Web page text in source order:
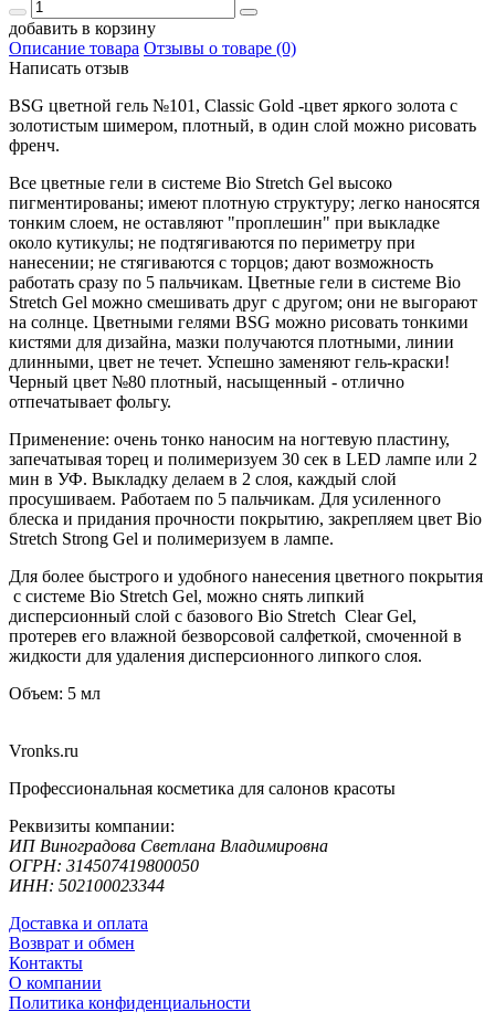
добавить в корзину
Описание товара Отзывы о товаре (0)
Написать отзыв
BSG цветной гель №101, Classic Gold -цвет яркого золота с
золотистым шимером, плотный, в один слой можно рисовать
френч.
Все цветные гели в системе Bio Stretch Gel высоко
пигментированы; имеют плотную структуру; легко наносятся
тонким слоем, не оставляют "проплешин" при выкладке
около кутикулы; не подтягиваются по периметру при
нанесении; не стягиваются с торцов; дают возможность
работать сразу по 5 пальчикам. Цветные гели в системе Bio
Stretch Gel можно смешивать друг с другом; они не выгорают
на солнце. Цветными гелями BSG можно рисовать тонкими
кистями для дизайна, мазки получаются плотными, линии
длинными, цвет не течет. Успешно заменяют гель-краски!
Черный цвет №80 плотный, насыщенный - отлично
отпечатывает фольгу.
Применение: очень тонко наносим на ногтевую пластину,
запечатывая торец и полимеризуем 30 сек в LED лампе или 2
мин в УФ. Выкладку делаем в 2 слоя, каждый слой
просушиваем. Работаем по 5 пальчикам. Для усиленного
блеска и придания прочности покрытию, закрепляем цвет Bio
Stretch Strong Gel и полимеризуем в лампе.
Для более быстрого и удобного нанесения цветного покрытия
с системе Bio Stretch Gel, можно снять липкий
дисперсионный слой с базового Bio Stretch Clear Gel,
протерев его влажной безворсовой салфеткой, смоченной в
жидкости для удаления дисперсионного липкого слоя.
Объем: 5 мл
Vronks.ru
Профессиональная косметика для салонов красоты
Реквизиты компании:
ИП Виноградова Светлана Владимировна
ОГРН: 314507419800050
ИНН: 502100023344
Доставка и оплата
Возврат и обмен
Контакты
О компании
Политика конфиденциальности